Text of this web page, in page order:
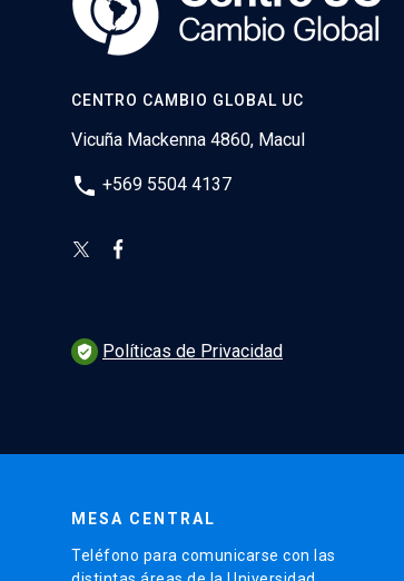
CENTRO CAMBIO GLOBAL UC
Vicuña Mackenna 4860, Macul
phone +569 5504 4137
verified_user Políticas de Privacidad
MESA CENTRAL
Teléfono para comunicarse con las